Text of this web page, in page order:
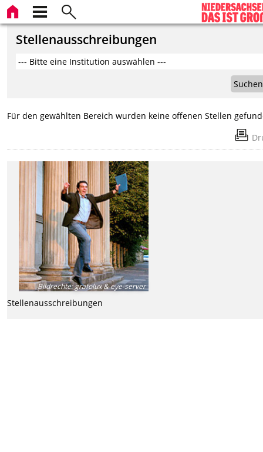
Stellenausschreibungen
Suchen
Für den gewählten Bereich wurden keine offenen Stellen
Bildrechte:grafolux & eye-server
Stellenausschreibungen